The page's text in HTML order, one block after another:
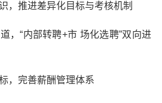
，推进差异化目标与考核机制
，“内部转聘+市 场化选聘”双向进
，完善薪酬管理体系